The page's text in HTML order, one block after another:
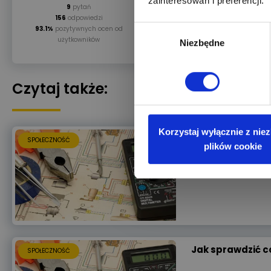
Niezbędne
Korzystaj wyłącznie z
plików cookie
9 pytań
156 odpowiedzi
93.1% pozytywnych ocen od
użytkowników
Czytaj także:
SPOŁECZNOŚĆ Jak sprawdzić
SPOŁECZNOŚĆ Jak sprawdzić